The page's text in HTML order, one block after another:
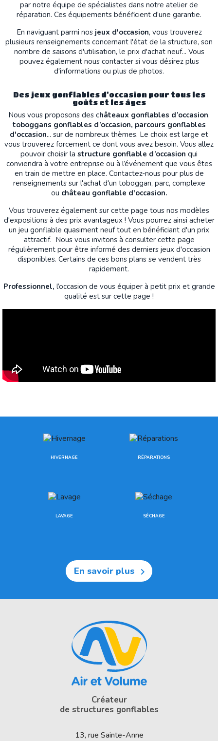
par notre équipe de spécialistes dans notre atelier de
réparation. Ces équipements bénéficient d’une garantie.
En naviguant parmi nos jeux d'occasion, vous trouverez
plusieurs renseignements concernant l'état de la structure, son
nombre de saisons d'utilisation, le prix d'achat neuf... Vous
pouvez également nous contacter si vous désirez plus
d'informations ou plus de photos.
Des jeux gonflables d'occasion pour tous les
goûts et les âges
Nous vous proposons des châteaux gonflables d’occasion,
toboggans gonflables d’occasion, parcours gonflables
d'occasion... sur de nombreux thèmes. Le choix est large et
vous trouverez forcement ce dont vous avez besoin. Vous allez
pouvoir choisir la structure gonflable d’occasion qui
conviendra à votre entreprise ou à l’événement que vous êtes
en train de mettre en place. Contactez-nous pour plus de
renseignements sur l'achat d'un toboggan, parc, complexe
ou château gonflable d'occasion.
Vous trouverez également sur cette page tous nos modèles
d'expositions à des prix avantageux ! Vous pourrez ainsi acheter
un jeu gonflable quasiment neuf tout en bénéficiant d'un prix
attractif. Nous vous invitons à consulter cette page
régulièrement pour être informé des derniers jeux d'occasion
disponibles. Certains de ces bons plans se vendent très
rapidement.
Professionnel, l’occasion de vous équiper à petit prix et grande
qualité est sur cette page !
HIVERNAGE RÉPARATIONS
LAVAGE SÉCHAGE
En savoir plus 
Créateur
de structures gonflables
13, rue Sainte-Anne